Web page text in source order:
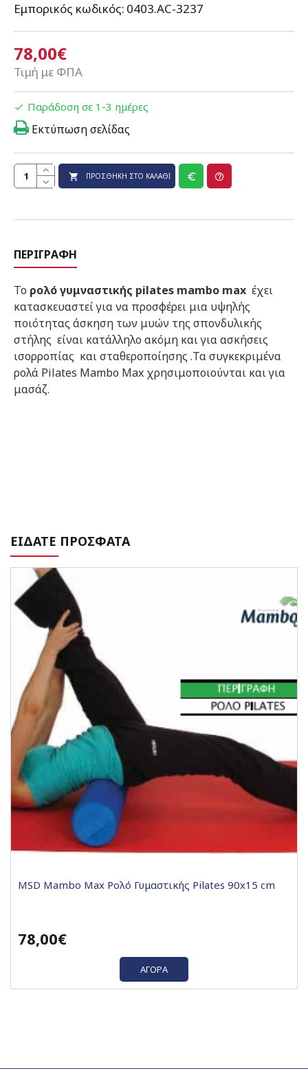
78,00€
Τιμή με ΦΠΑ
Εμπορικός κωδικός: 0403.AC-3237
Παράδοση σε 1-3 ημέρες
ΠΡΟΣΘΉΚΗ ΣΤΟ ΚΑΛΆΘΙ
Εκτύπωση σελίδας
ΠΕΡΙΓΡΑΦΉ
Το ρολό γυμναστικής pilates mambo max έχει
κατασκευαστεί για να προσφέρει μια υψηλής
ποιότητας άσκηση των μυών της σπονδυλικής
στήλης είναι κατάλληλο ακόμη και για ασκήσεις
ισορροπίας και σταθεροποίησης .Τα συγκεκριμένα
ρολά Pilates Mambo Max χρησιμοποιούνται και για
μασάζ.
ΕΙΔΑΤΕ ΠΡΟΣΦΑΤΑ
MSD Mambo Max Ρολό Γυμαστικής Pilates 90x15 cm
78,00€
ΑΓΟΡΆ